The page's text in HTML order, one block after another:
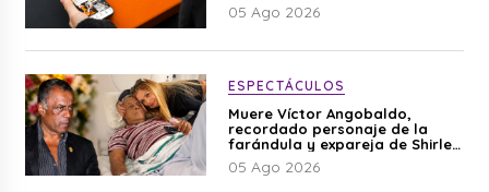
05 Ago 2026
ESPECTÁCULOS
Muere Víctor Angobaldo,
recordado personaje de la
farándula y expareja de Shirley
Cherres
05 Ago 2026